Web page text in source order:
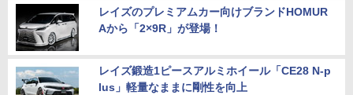
レイズのプレミアムカー向けブランドHOMUR
Aから「2×9R」が登場！
レイズ鍛造1ピースアルミホイール「CE28 N-p
lus」軽量なままに剛性を向上